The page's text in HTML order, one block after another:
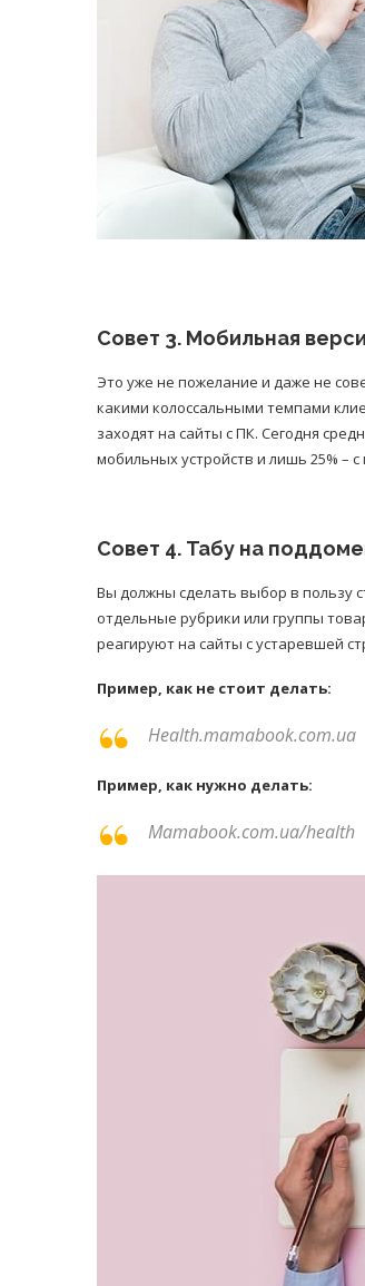
Совет 3. Мобильная
Это уже не пожелание и даже не
какими колоссальными темпами
заходят на сайты с ПК. Сегодня
мобильных устройств и лишь 25% –
Совет 4. Табу на
Вы должны сделать выбор в пользу
отдельные рубрики или группы
реагируют на сайты с устаревшей
Пример, как не стоит делать:
Health.mamabook.com.ua
Пример, как нужно делать:
Mamabook.com.ua/health